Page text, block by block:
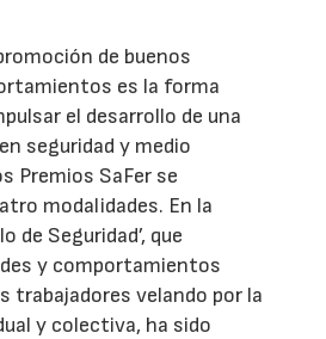
de buenos
es la forma
el desarrollo de una
seguridad y medio
Premios SaFer se
modalidades. En la
de Seguridad’, que
y comportamientos
trabajadores velando por la
y colectiva, ha sido